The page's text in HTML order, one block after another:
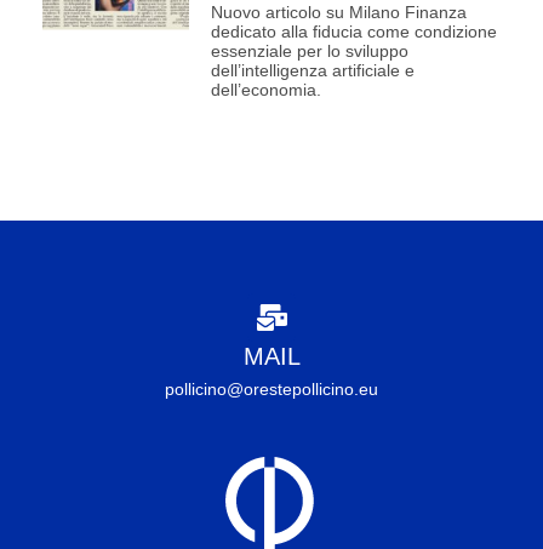
Nuovo articolo su Milano Finanza
dedicato alla fiducia come condizione
essenziale per lo sviluppo
dell’intelligenza artificiale e
dell’economia.
MAIL
pollicino@orestepollicino.eu